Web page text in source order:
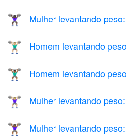
🏋🏿‍♀️ Mulher levantando
🏋🏼‍♂️ Homem levantando
🏋🏾‍♂️ Homem levantando
🏋🏼‍♀️ Mulher levantando
🏋🏾‍♀️ Mulher levantando